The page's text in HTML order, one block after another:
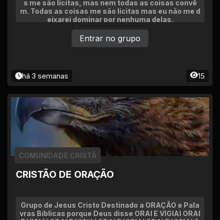
s me são lícitas, mas nem todas as coisas convê
m. Todas as coisas me são lícitas mas eu não me d
eixarei dominar por nenhuma delas.
há 3 semanas 15
Entrar no grupo
CRISTÃO DE ORAÇÃO
COMUNIDADE CRISTÃ
Grupo de Jesus Cristo Destinado a ORAÇÃO e Pala
vras Bíblicas porque Deus disse ORAI E VIGIAI ORAI